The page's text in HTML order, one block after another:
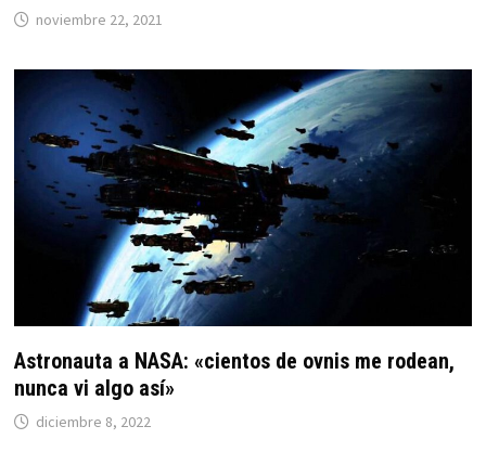
noviembre 22, 2021
Astronauta a NASA: «cientos de ovnis me rodean,
nunca vi algo así»
diciembre 8, 2022